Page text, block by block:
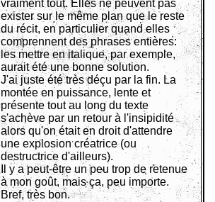
vraiment tout. Elles ne peuvent pas
exister sur le même plan que le reste
du récit, en particulier quand elles
comprennent des phrases entières:
les mettre en italique, par exemple,
aurait été une bonne solution.
J'ai juste été très déçu par la fin. La
montée en puissance, lente et
présente tout au long du texte
s'achève par un retour à l'insipidité
alors qu'on était en droit d'attendre
une explosion créatrice (ou
destructrice d'ailleurs).
Il y a peut-être un peu trop de retenue
à mon goût, mais ça, peu importe.
Bref, très bon.